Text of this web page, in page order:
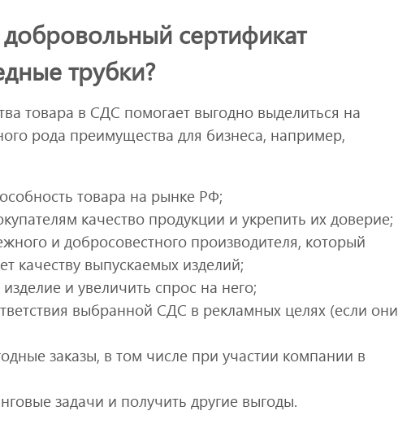
сертификат
трубки?
товара в СДС помогает выгодно выделиться на
рода преимущества для бизнеса, например,
товара на рынке РФ;
качество продукции и укрепить их доверие;
и добросовестного производителя, который
качеству выпускаемых изделий;
и увеличить спрос на него;
выбранной СДС в рекламных целях (если они
заказы, в том числе при участии компании в
задачи и получить другие выгоды.